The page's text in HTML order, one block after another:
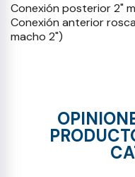
Conexión posterior 2"
Conexión anterior
macho 2")